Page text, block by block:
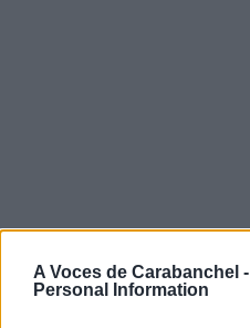
A Voces de Carabanchel -
Personal Information